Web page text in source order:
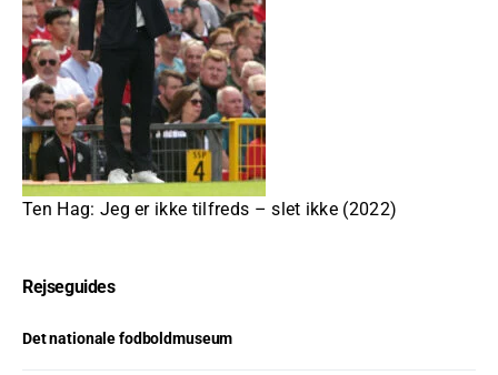
Ten Hag: Jeg er ikke tilfreds – slet ikke (2022)
Rejseguides
Det nationale fodboldmuseum